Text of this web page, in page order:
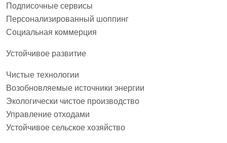
Подписочные сервисы
Персонализированный шоппинг
Социальная коммерция
Устойчивое развитие
Чистые технологии
Возобновляемые источники энергии
Экологически чистое производство
Управление отходами
Устойчивое сельское хозяйство